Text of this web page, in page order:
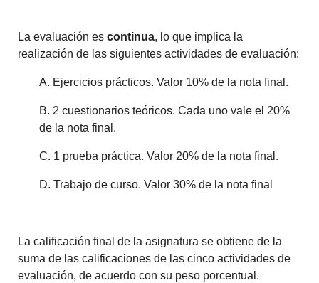
La evaluación escontinua, lo que implica la
realización de las siguientes actividades de evaluación:
A. Ejercicios prácticos. Valor 10% de la nota final.
B. 2 cuestionarios teóricos. Cada uno vale el 20%
de la nota final.
C. 1 prueba práctica. Valor 20% de la nota final.
D. Trabajo de curso. Valor 30% de la nota final
La calificación final de la asignatura se obtiene de la
suma de las calificaciones de las cinco actividades de
evaluación, de acuerdo con su peso porcentual.